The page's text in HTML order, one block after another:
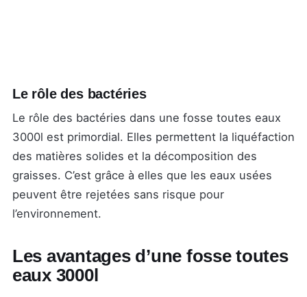
Le rôle des bactéries
Le rôle des bactéries dans une fosse toutes eaux
3000l est primordial. Elles permettent la liquéfaction
des matières solides et la décomposition des
graisses. C’est grâce à elles que les eaux usées
peuvent être rejetées sans risque pour
l’environnement.
Les avantages d’une fosse toutes
eaux 3000l